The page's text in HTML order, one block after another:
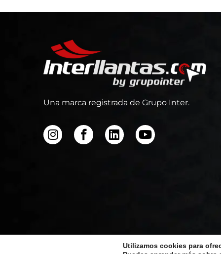
Una marca registrada de Grupo Inter.
Utilizamos cookies para